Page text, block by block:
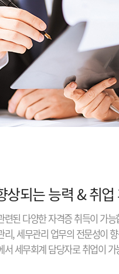
상되는 능력 & 취업
련된 다양한 자격증 취득이 가능
리, 세무관리 업무의 전문성이
서 세무회계 담당자로 취업이 가